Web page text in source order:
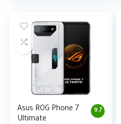
9.7
Asus ROG Phone 7
Ultimate